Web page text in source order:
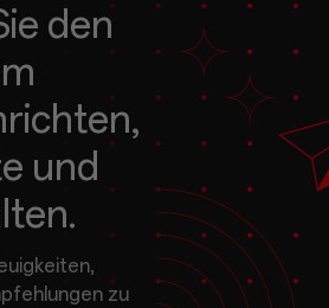
den
und
zu